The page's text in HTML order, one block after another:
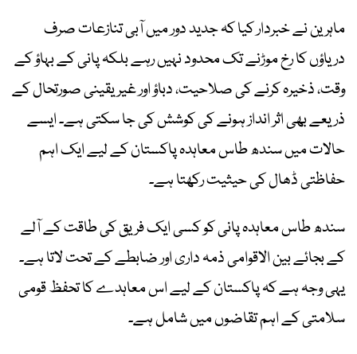
ماہرین نے خبردار کیا کہ جدید دور میں آبی تنازعات صرف
دریاؤں کا رخ موڑنے تک محدود نہیں رہے بلکہ پانی کے بہاؤ کے
وقت، ذخیرہ کرنے کی صلاحیت، دباؤ اور غیر یقینی صورتحال کے
ذریعے بھی اثر انداز ہونے کی کوشش کی جا سکتی ہے۔ ایسے
حالات میں سندھ طاس معاہدہ پاکستان کے لیے ایک اہم
حفاظتی ڈھال کی حیثیت رکھتا ہے۔
سندھ طاس معاہدہ پانی کو کسی ایک فریق کی طاقت کے آلے
کے بجائے بین الاقوامی ذمہ داری اور ضابطے کے تحت لاتا ہے۔
یہی وجہ ہے کہ پاکستان کے لیے اس معاہدے کا تحفظ قومی
سلامتی کے اہم تقاضوں میں شامل ہے۔